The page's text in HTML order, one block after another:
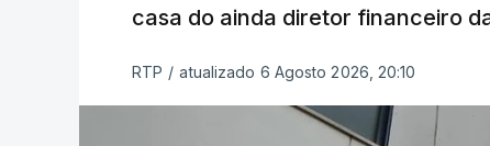
casa do ainda diretor financeiro
RTP / atualizado 6 Agosto 2026, 20:10